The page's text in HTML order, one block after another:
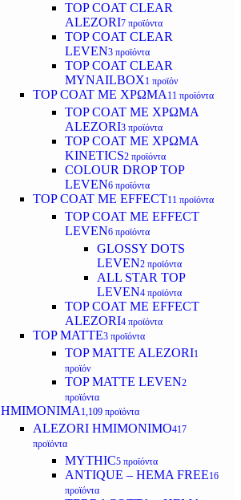
TOP COAT CLEAR
ALEZORI7 προϊόντα
TOP COAT CLEAR
LEVEN3 προϊόντα
TOP COAT CLEAR
MYNAILBOX1 προϊόν
TOP COAT ΜΕ ΧΡΩΜΑ 11 προϊόντα
TOP COAT ΜΕ ΧΡΩΜΑ
ALEZORI3 προϊόντα
TOP COAT ΜΕ ΧΡΩΜΑ
KINETICS2 προϊόντα
COLOUR DROP TOP
LEVEN6 προϊόντα
TOP COAT ΜΕ EFFECT11 προϊόντα
TOP COAT ME EFFECT
LEVEN6 προϊόντα
GLOSSY DOTS
LEVEN2 προϊόντα
ALL STAR TOP
LEVEN4 προϊόντα
TOP COAT ME EFFECT
ALEZORI4 προϊόντα
TOP MATTE3 προϊόντα
TOP MATTE ALEZORI1
προϊόν
TOP MATTE LEVEN2
προϊόντα
ΗΜΙΜΟΝΙΜΑ 1,109 προϊόντα
ALEZORI ΗΜΙΜΟΝΙΜΟ417
προϊόντα
MYTHIC5 προϊόντα
ANTIQUE – HEMA FREE16
προϊόντα